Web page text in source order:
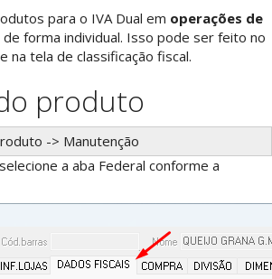
para o IVA Dual em operações de
forma individual. Isso pode ser feito no
na tela de classificação fiscal.
produto
-> Manutenção
a aba Federal conforme a